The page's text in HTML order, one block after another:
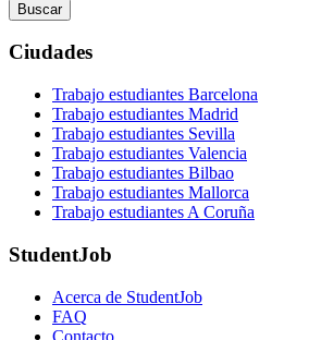
Buscar
Ciudades
Trabajo estudiantes Barcelona
Trabajo estudiantes Madrid
Trabajo estudiantes Sevilla
Trabajo estudiantes Valencia
Trabajo estudiantes Bilbao
Trabajo estudiantes Mallorca
Trabajo estudiantes A Coruña
StudentJob
Acerca de StudentJob
FAQ
Contacto